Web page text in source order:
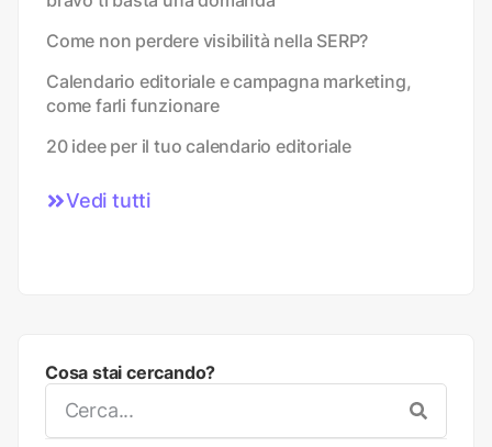
Come non perdere visibilità nella SERP?
Calendario editoriale e campagna marketing,
come farli funzionare
20 idee per il tuo calendario editoriale
Vedi tutti
Cosa stai cercando?